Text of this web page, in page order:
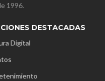
1996.
DESTACADAS
Digital